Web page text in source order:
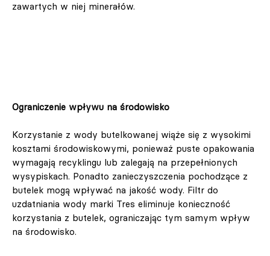
zawartych w niej minerałów.
Ograniczenie wpływu na środowisko
Korzystanie z wody butelkowanej wiąże się z wysokimi
kosztami środowiskowymi, ponieważ puste opakowania
wymagają recyklingu lub zalegają na przepełnionych
wysypiskach. Ponadto zanieczyszczenia pochodzące z
butelek mogą wpływać na jakość wody. Filtr do
uzdatniania wody marki Tres eliminuje konieczność
korzystania z butelek, ograniczając tym samym wpływ
na środowisko.